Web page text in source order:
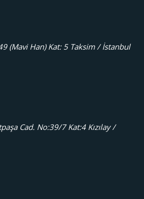
(Mavi Han) Kat: 5 Taksim / İstanbul
Cad. No:39/7 Kat:4 Kızılay /